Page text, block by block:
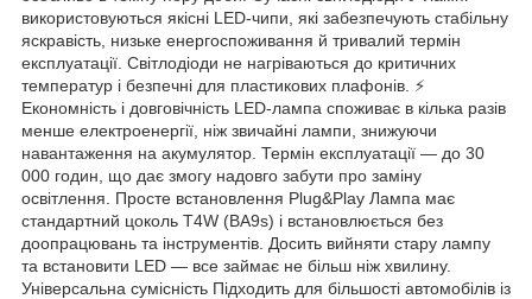
використовуються якісні LED-чипи, які забезпечують стабільну
яскравість, низьке енергоспоживання й тривалий термін
експлуатації. Світлодіоди не нагріваються до критичних
температур і безпечні для пластикових плафонів. ⚡
Економність і довговічність LED-лампа споживає в кілька разів
менше електроенергії, ніж звичайні лампи, знижуючи
навантаження на акумулятор. Термін експлуатації — до 30
000 годин, що дає змогу надовго забути про заміну
освітлення. Просте встановлення Plug&Play Лампа має
стандартний цоколь T4W (BA9s) і встановлюється без
доопрацювань та інструментів. Досить вийняти стару лампу
та встановити LED — все займає не більш ніж хвилину.
Універсальна сумісність Підходить для більшості автомобілів із